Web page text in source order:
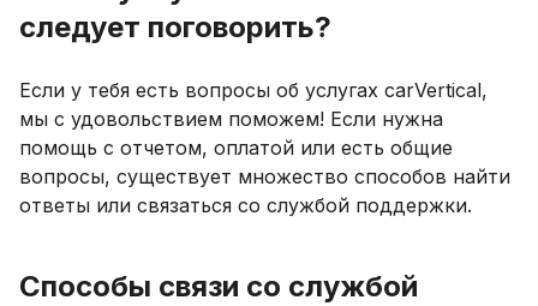
следует поговорить?
Если у тебя есть вопросы об услугах carVertical,
мы с удовольствием поможем! Если нужна
помощь с отчетом, оплатой или есть общие
вопросы, существует множество способов найти
ответы или связаться со службой поддержки.
Способы связи со службой